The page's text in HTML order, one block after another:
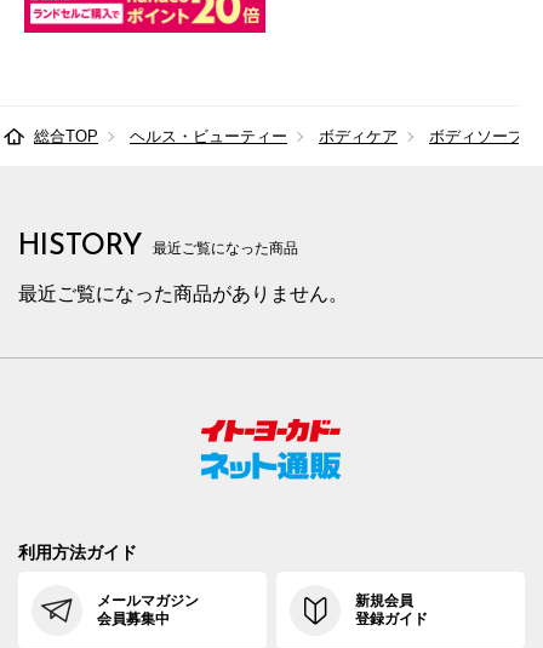
総合TOP ヘルス・ビューティー ボディケア ボディソープ
HISTORY 最近ご覧になった商品
最近ご覧になった商品がありません。
利用方法ガイド
メールマガジン
会員募集中
新規会員
登録ガイド